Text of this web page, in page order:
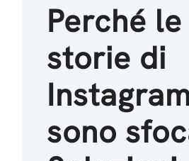
Perché
storie di
sono